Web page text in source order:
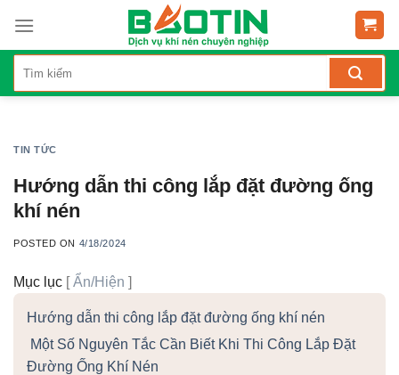
content
TIN TỨC
Hướng dẫn thi công lắp đặt đường ống
khí nén
POSTED ON 4/18/2024
Mục lục [Ẩn/Hiện ]
Hướng dẫn thi công lắp đặt đường ống khí nén
Một Số Nguyên Tắc Cần Biết Khi Thi Công Lắp Đặt
Đường Ống Khí Nén